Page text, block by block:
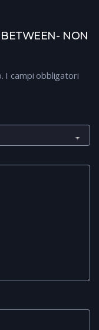
NON
I campi obbligatori